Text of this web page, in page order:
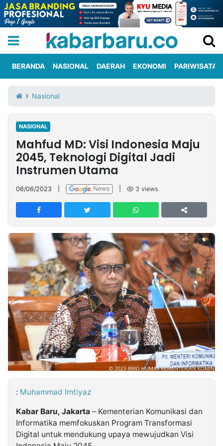
Iklan
Berita
Kami
Nasional
International
Olahraga
Entertainment
Daerah
Pariwisata
Kuliner
Kolom
Network
PT
TREETAN
INDONESIA
Partner
Insight
NTB
Suara
Time
Lens
IDN
Daily
Jogja
Jalan
Rakyat
Idealita
News
Kita
Notice
Dinamikapost.com
Radar
Baru
Seedbacklink
Follow
Kabarbaru
BERANDA NASIONAL DAERAH EKONOMI PARIWISATA
Nasional
NASIONAL
Mahfud MD: Visi Indonesia Maju
2045, Teknologi Digital Jadi
Instrumen Utama
06/06/2023 3 views
: Muhammad Imtiyaz
Kabar Baru, Jakarta – Kementerian Komunikasi dan
Informatika memfokuskan Program Transformasi
Digital untuk mendukung upaya mewujudkan Visi